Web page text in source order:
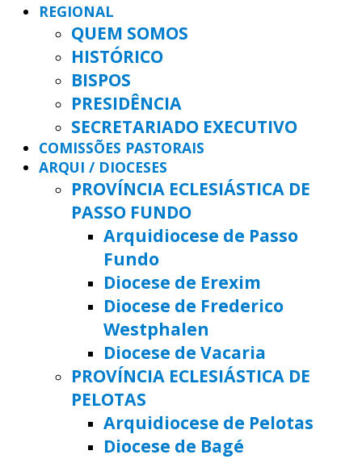
REGIONAL
QUEM SOMOS
HISTÓRICO
BISPOS
PRESIDÊNCIA
SECRETARIADO EXECUTIVO
COMISSÕES PASTORAIS
ARQUI / DIOCESES
PROVÍNCIA ECLESIÁSTICA DE
PASSO FUNDO
Arquidiocese de Passo
Fundo
Diocese de Erexim
Diocese de Frederico
Westphalen
Diocese de Vacaria
PROVÍNCIA ECLESIÁSTICA DE
PELOTAS
Arquidiocese de Pelotas
Diocese de Bagé